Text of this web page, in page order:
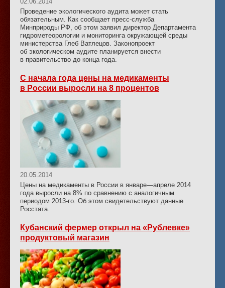
Проведение экологического аудита может стать
обязательным. Как сообщает пресс-служба
Минприроды РФ, об этом заявил директор Департамента
гидрометеорологии и мониторинга окружающей среды
министерства Глеб Ватлецов. Законопроект
об экологическом аудите планируется внести
в правительство до конца года.
С начала года цены на медикаменты
в России выросли на 8 процентов
20.05.2014
Цены на медикаменты в России в январе—апреле 2014
года выросли на 8% по сравнению с аналогичным
периодом 2013-го. Об этом свидетельствуют данные
Росстата.
Кубанский фермер открыл на «Рублевке»
продуктовый магазин